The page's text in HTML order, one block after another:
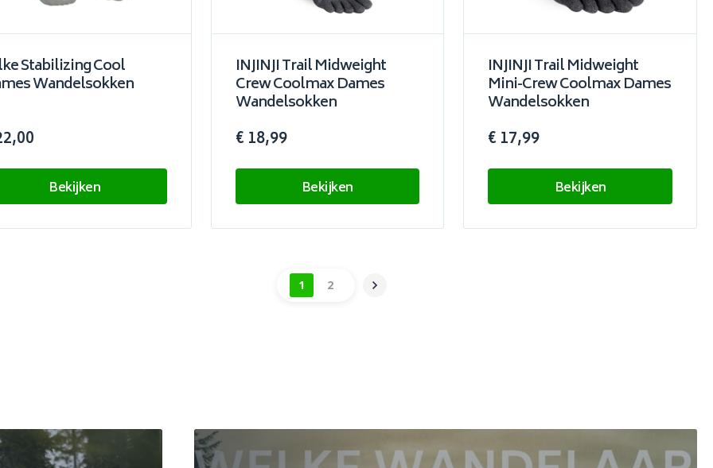
Stabilizing Cool
Wandelsokken
Bekijken
INJINJI Trail Midweight
Crew Coolmax Dames
Wandelsokken
€ 18,99
Bekijken
INJINJI Trail Midweight
Mini-Crew Coolmax Dames
Wandelsokken
€ 17,99
Bekijken
1 2